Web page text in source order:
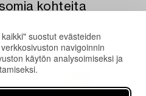
suostut evästeiden
navigoinnin
käytön analysoimiseksi ja
kohteita